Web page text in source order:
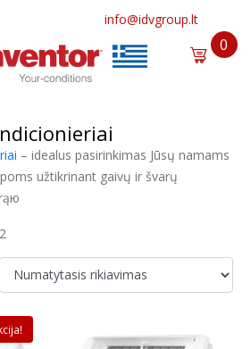
info@idvgroup.lt
0
– idealus pasirinkimas Jūsų namams
užtikrinant gaivų ir švarų